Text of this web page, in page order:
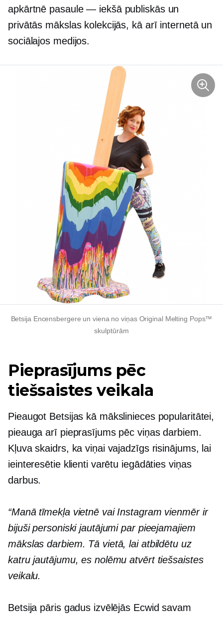
apkārtnē pasaule — iekšāpubliskās un
privātās mākslas kolekcijās, kā arī internetā un
sociālajos medijos.
Betsija Encensbergere un viena no viņas Original Melting Pops™
skulptūrām
Pieprasījums pēc
tiešsaistes veikala
Pieaugot Betsijas kā mākslinieces popularitātei,
pieauga arī pieprasījums pēc viņas darbiem.
Kļuva skaidrs, ka viņai vajadzīgs risinājums, lai
ieinteresētie klienti varētu iegādāties viņas
darbus.
“Manā tīmekļa vietnē vai Instagram vienmēr ir
bijuši personiski jautājumi par pieejamajiem
mākslas darbiem. Tā vietā, lai atbildētu uz
katru jautājumu, es nolēmu atvērt tiešsaistes
veikalu.
Betsija pāris gadus izvēlējās Ecwid savam